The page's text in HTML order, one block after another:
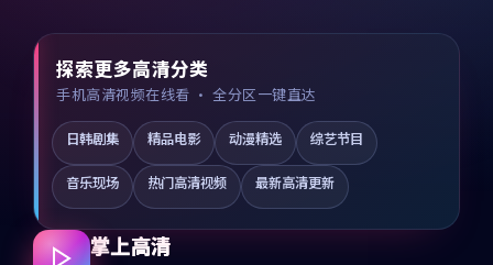
探索更多高清分类
手机高清视频在线看 · 全分区一键直达
日韩剧集 精品电影 动漫精选 综艺节目
音乐现场 热门高清视频 最新高清更新
掌上高清